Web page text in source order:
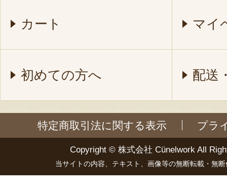
カート マイ
初めての方へ 配送
特定商取引法に関する表示 プラ
Copyright © 株式会社 Cünelwork All
当サイトの内容、テキスト、画像等の無断転載・無